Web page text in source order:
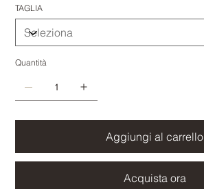
TAGLIA
Quantità
Aggiungi al carrello
Acquista ora